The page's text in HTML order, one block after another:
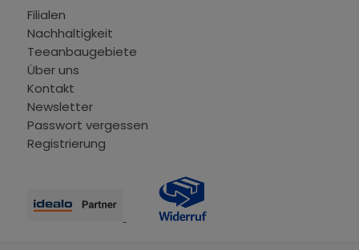
Filialen
Nachhaltigkeit
Teeanbaugebiete
Über uns
Kontakt
Newsletter
Passwort vergessen
Registrierung